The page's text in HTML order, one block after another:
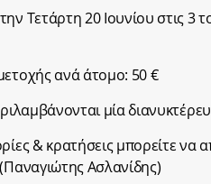
Τετάρτη 20 Ιουνίου στις 3
ανά άτομο: 50 €
μία
& κρατήσεις μπορείτε να
Ασλανίδης)